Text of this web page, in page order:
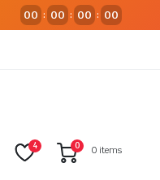
00 : 00 : 00 : 00
4 0 0 items